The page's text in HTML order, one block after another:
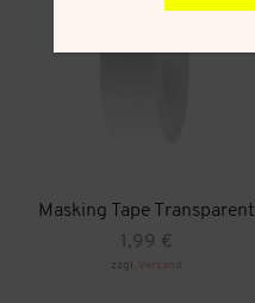
Masking Tape Transparent
1,99 €
zzgl. Versand